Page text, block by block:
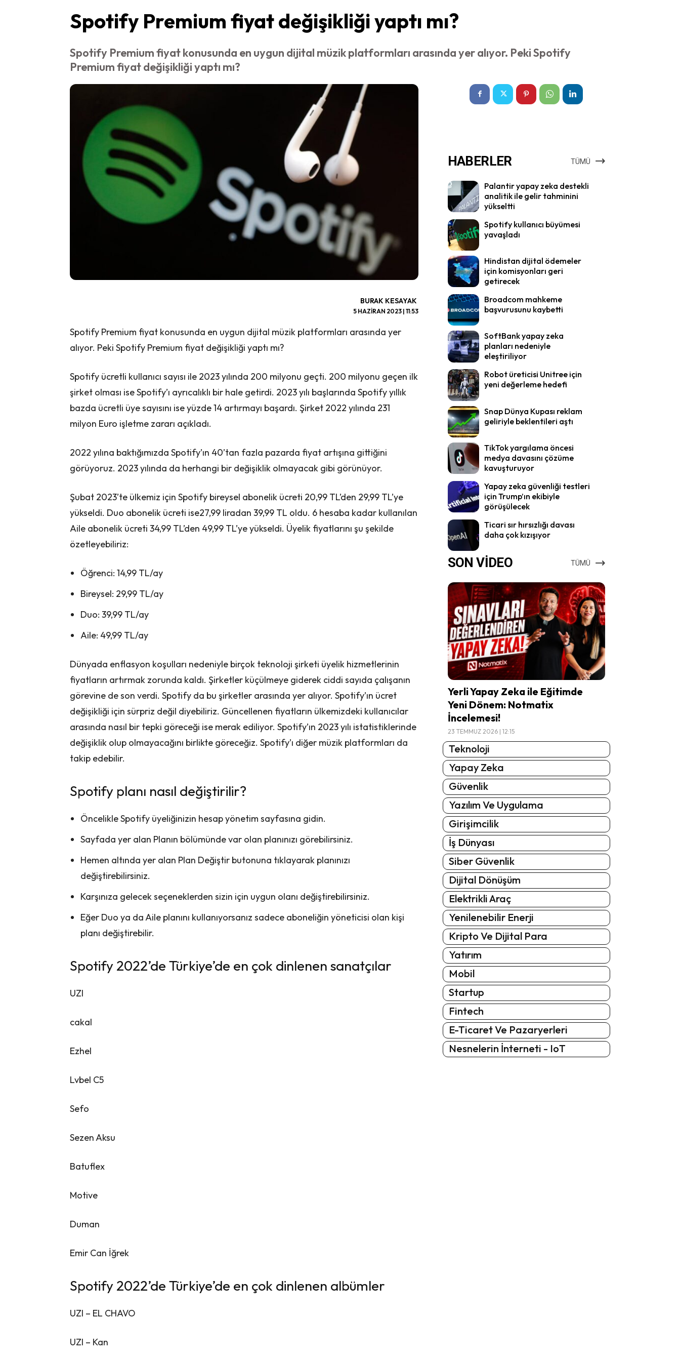
Spotify Premium fiyat değişikliği yaptı mı?
Spotify Premium fiyat konusunda en uygun dijital müzik platformları arasında yer alıyor. Peki Spotify
Premium fiyat değişikliği yaptı mı?
BURAK KESAYAK
5 HAZIRAN 2023 | 11:53
Spotify Premium fiyat konusunda en uygun dijital müzik platformları arasında yer
alıyor. Peki Spotify Premium fiyat değişikliği yaptı mı?
Spotify ücretli kullanıcı sayısı ile 2023 yılında 200 milyonu geçti. 200 milyonu geçen ilk
şirket olması ise Spotify’ı ayrıcalıklı bir hale getirdi. 2023 yılı başlarında Spotify yıllık
bazda ücretli üye sayısını ise yüzde 14 artırmayı başardı. Şirket 2022 yılında 231
milyon Euro işletme zararı açıkladı.
2022 yılına baktığımızda Spotify’ın 40’tan fazla pazarda fiyat artışına gittiğini
görüyoruz. 2023 yılında da herhangi bir değişiklik olmayacak gibi görünüyor.
Şubat 2023’te ülkemiz için Spotify bireysel abonelik ücreti 20,99 TL’den 29,99 TL’ye
yükseldi. Duo abonelik ücreti ise27,99 liradan 39,99 TL oldu. 6 hesaba kadar kullanılan
Aile abonelik ücreti 34,99 TL’den 49,99 TL’ye yükseldi. Üyelik fiyatlarını şu şekilde
özetleyebiliriz:
Öğrenci: 14,99 TL/ay
Bireysel: 29,99 TL/ay
Duo: 39,99 TL/ay
Aile: 49,99 TL/ay
Dünyada enflasyon koşulları nedeniyle birçok teknoloji şirketi üyelik hizmetlerinin
fiyatların artırmak zorunda kaldı. Şirketler küçülmeye giderek ciddi sayıda çalışanın
görevine de son verdi. Spotify da bu şirketler arasında yer alıyor. Spotify’ın ücret
değişikliği için sürpriz değil diyebiliriz. Güncellenen fiyatların ülkemizdeki kullanıcılar
arasında nasıl bir tepki göreceği ise merak ediliyor. Spotify’ın 2023 yılı istatistiklerinde
değişiklik olup olmayacağını birlikte göreceğiz. Spotify’ı diğer müzik platformları da
takip edebilir.
Spotify planı nasıl değiştirilir?
Öncelikle Spotify üyeliğinizin hesap yönetim sayfasına gidin.
Sayfada yer alan Planın bölümünde var olan planınızı görebilirsiniz.
Hemen altında yer alan Plan Değiştir butonuna tıklayarak planınızı
değiştirebilirsiniz.
Karşınıza gelecek seçeneklerden sizin için uygun olanı değiştirebilirsiniz.
Eğer Duo ya da Aile planını kullanıyorsanız sadece aboneliğin yöneticisi olan kişi
planı değiştirebilir.
Spotify 2022’de Türkiye’de en çok dinlenen sanatçılar
UZI
cakal
Ezhel
Lvbel C5
Sefo
Sezen Aksu
Batuflex
Motive
Duman
Emir Can İğrek
Spotify 2022’de Türkiye’de en çok dinlenen albümler
UZI – EL CHAVO
UZI – Kan
HABERLER TÜMÜ
Palantir yapay zeka destekli
analitik ile gelir tahminini
yükseltti
Spotify kullanıcı büyümesi
yavaşladı
Hindistan dijital ödemeler
için komisyonları geri
getirecek
Broadcom mahkeme
başvurusunu kaybetti
SoftBank yapay zeka
planları nedeniyle
eleştiriliyor
Robot üreticisi Unitree için
yeni değerleme hedefi
Snap Dünya Kupası reklam
geliriyle beklentileri aştı
TikTok yargılama öncesi
medya davasını çözüme
kavuşturuyor
Yapay zeka güvenliği testleri
için Trump’ın ekibiyle
görüşülecek
Ticari sır hırsızlığı davası
daha çok kızışıyor
SON VİDEO TÜMÜ
Yerli Yapay Zeka ile Eğitimde
Yeni Dönem: Notmatix
İncelemesi!
23 TEMMUZ 2026 | 12:15
Teknoloji
Yapay Zeka
Güvenlik
Yazılım Ve Uygulama
Girişimcilik
İş Dünyası
Siber Güvenlik
Dijital Dönüşüm
Elektrikli Araç
Yenilenebilir Enerji
Kripto Ve Dijital Para
Yatırım
Mobil
Startup
Fintech
E-Ticaret Ve Pazaryerleri
Nesnelerin İnterneti - IoT